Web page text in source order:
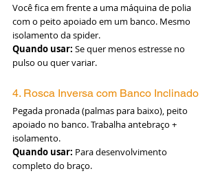
Você fica em frente a uma máquina de polia
com o peito apoiado em um banco. Mesmo
isolamento da spider.
Quando usar: Se quer menos estresse no
pulso ou quer variar.
4. Rosca Inversa com Banco Inclinado
Pegada pronada (palmas para baixo), peito
apoiado no banco. Trabalha antebraço +
isolamento.
Quando usar: Para desenvolvimento
completo do braço.